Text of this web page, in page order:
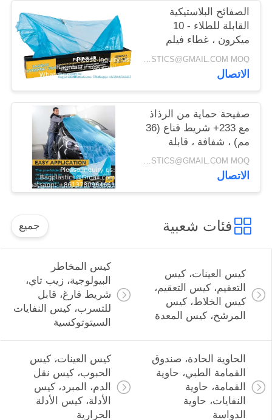
الصفائح البلاستيكية
القابلة للطلاء - 10
ميكرون ، غطاء فيلم
واقي - طلاء سيارات
السيارات ، متجر
السيارات
INQUIRY: BAGPLASTICS@GMAIL.COM MOQ:الـ (واتس اب) +8613780964661
الاتصال
صفيحة حماية من الرذاذ
مع 233+ شريط قناع (36
مم) ، شفافة ، قابلة
للطلاء ، كثافة عالية ،
مقاومة للدموع
INQUIRY: BAGPLASTICS@GMAIL.COM MOQ:الـ (واتس اب) +8613780964661
الاتصال
فئات شعبية جميع
كيس العينات، كيس
التعقيم، كيس التعقيم،
كيس الخلاط، كيس
المرشح، كيس المعدة
كيس المخاطر
البيولوجية، زيب تاي،
شريط فارغ، قابل
للتسرب، كيس النفايات
السيتوتوكسية
الحاوية الحادة، صندوق
القمامة الطبي، حاوية
القمامة، حاوية
النفايات، حاوية
الدواسة
كيس العينات، كيس
الحبوب، كيس نقل
الدم، المبرد، كيس
الأدلة، كيس الأدلة
الحرارية